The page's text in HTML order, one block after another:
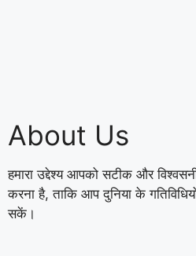
About Us
हमारा उद्देश्य आपको सटीक और
करना है, ताकि आप दुनिया के
सकें।